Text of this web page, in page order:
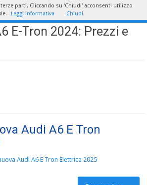
E-Tron 2024: Prezzi e
Audi A6 E Tron
Audi A6 E Tron Elettrica 2025
parti. Cliccando su 'Chiudi' acconsenti utilizzo
Leggi informativa Chiudi